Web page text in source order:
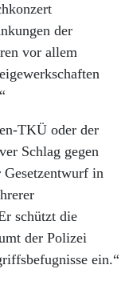
der
vor allem
TKÜ oder der
Schlag gegen
Gesetzentwurf in
schützt die
der Polizei
ein.“